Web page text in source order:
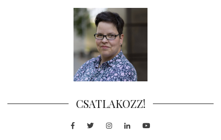
CSATLAKOZZ!
Facebook
TwitterInstagram
LinkedInYoutube